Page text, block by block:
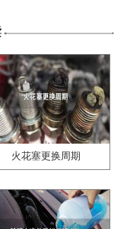
火花塞更换周期